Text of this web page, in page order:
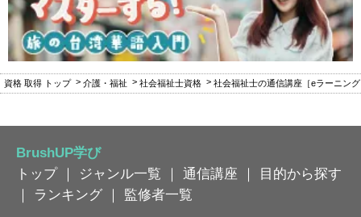
資格 取得 トップ 介護・福祉 社会福祉士資格 社会福祉士の通信講座［eラーニン
BrushUP学び
トップ｜ ジャンル一覧 ｜ 通信講座 ｜
目的から探す
｜
ランキング ｜ 監修者一覧